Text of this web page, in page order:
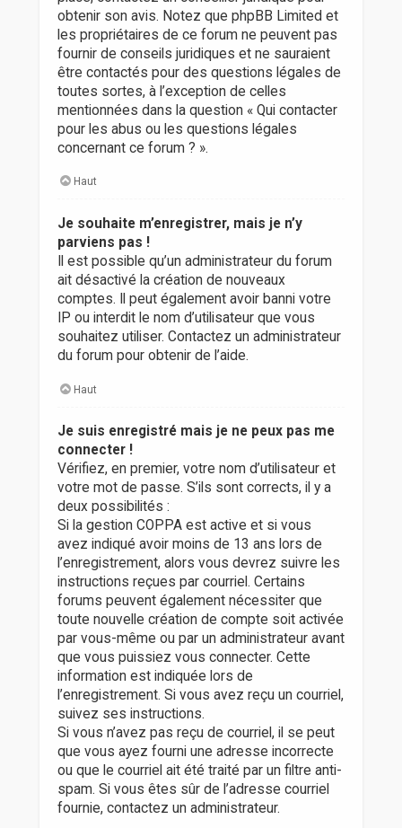
obtenir son avis. Notez que phpBB Limited et
les propriétaires de ce forum ne peuvent pas
fournir de conseils juridiques et ne sauraient
être contactés pour des questions légales de
toutes sortes, à l’exception de celles
mentionnées dans la question « Qui contacter
pour les abus ou les questions légales
concernant ce forum ? ».
Haut
Je souhaite m’enregistrer, mais je n’y
parviens pas !
Il est possible qu’un administrateur du forum
ait désactivé la création de nouveaux
comptes. Il peut également avoir banni votre
IP ou interdit le nom d’utilisateur que vous
souhaitez utiliser. Contactez un administrateur
du forum pour obtenir de l’aide.
Haut
Je suis enregistré mais je ne peux pas me
connecter !
Vérifiez, en premier, votre nom d’utilisateur et
votre mot de passe. S’ils sont corrects, il y a
deux possibilités :
Si la gestion COPPA est active et si vous
avez indiqué avoir moins de 13 ans lors de
l’enregistrement, alors vous devrez suivre les
instructions reçues par courriel. Certains
forums peuvent également nécessiter que
toute nouvelle création de compte soit activée
par vous-même ou par un administrateur avant
que vous puissiez vous connecter. Cette
information est indiquée lors de
l’enregistrement. Si vous avez reçu un courriel,
suivez ses instructions.
Si vous n’avez pas reçu de courriel, il se peut
que vous ayez fourni une adresse incorrecte
ou que le courriel ait été traité par un filtre anti-
spam. Si vous êtes sûr de l’adresse courriel
fournie, contactez un administrateur.